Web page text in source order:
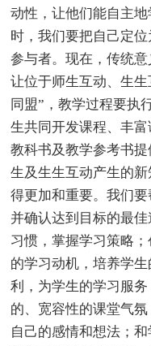
动性，让他们能自主
时，我们要把自己定
参与者。现在，传统
让位于师生互动、生
同盟”，教学过程要执
生共同开发课程、丰
教科书及教学参考书
生及生生互动产生的
得更加和重要。我们
并确认达到目标的最
习惯，掌握学习策略
的学习动机，培养学
利，为学生的学习服
的、宽容性的课堂气
自己的感情和想法；